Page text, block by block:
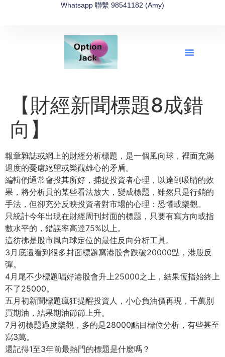
Whatsapp 聯繫 98541182 (Amy)
【財經新聞標題8成錯
向】
報章雜誌或網上的財經分析標題，是一個風向球，裡面充滿
過度的憂慮絕望或樂觀雄心的矛盾。
編輯們通常會投其所好，捕捉投資者心理，以達到吸睛的效
果，將分析員的某些看法放大，變成標題，雖然只是行銷的
手法，但卻充分反映投資者對市場的心理：恐懼或樂觀。
只統計今年出現在財經周刊封面的標題，只要有寫方向或指
數水平的，錯誤率高達75%以上。
這彷彿是股市風向球定位的最佳反向分析工具。
3月底還看到很多封面標題寫港股會跌破20000點，港股反
彈。
4月尾不少標題唱好港股會升上25000之上，結果恆指始終上
不了25000。
五月初新聞標題瘋狂提醒投資人，小心負油價再現，千萬別
買期油，結果期油節節上升。
7月初標題過度樂觀，多的是28000點目標位分析，有些甚至
寫3萬。
還記得1至3年前最熱門的標題是什麼嗎？